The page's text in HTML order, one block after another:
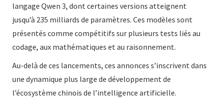
langage Qwen 3, dont certaines versions atteignent
jusqu’à 235 milliards de paramètres. Ces modèles sont
présentés comme compétitifs sur plusieurs tests liés au
codage, aux mathématiques et au raisonnement.
Au-delà de ces lancements, ces annonces s’inscrivent dans
une dynamique plus large de développement de
l’écosystème chinois de l’intelligence artificielle.